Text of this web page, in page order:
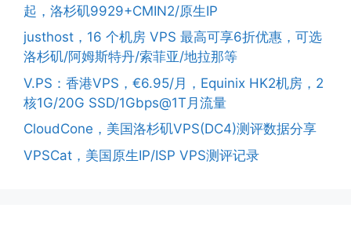
起，洛杉矶9929+CMIN2/原生IP
justhost，16 个机房 VPS 最高可享6折优惠，可选
洛杉矶/阿姆斯特丹/索菲亚/地拉那等
V.PS：香港VPS，€6.95/月，Equinix HK2机房，2
核1G/20G SSD/1Gbps@1T月流量
CloudCone，美国洛杉矶VPS(DC4)测评数据分享
VPSCat，美国原生IP/ISP VPS测评记录